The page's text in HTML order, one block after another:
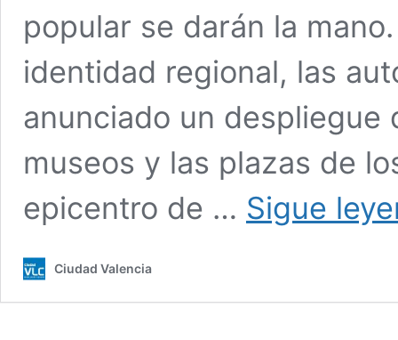
popular se darán la
identidad regional, las
anunciado un
museos y las plazas de
epicentro de … Sigue
Ciudad Valencia